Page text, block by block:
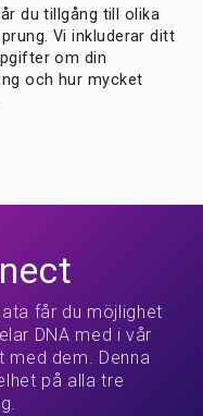
du tillgång till olika
Vi inkluderar ditt
om din
och hur mycket
får du möjlighet
DNA med i vår
dem. Denna
på alla tre